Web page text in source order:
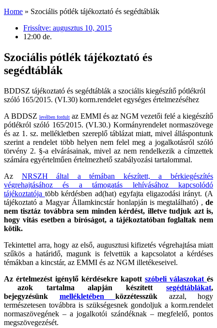
Home » Szociális pótlék tájékoztató és segédtáblák
Frissítve: augusztus 10, 2015
12:00 de.
Szociális pótlék tájékoztató és
segédtáblák
BDDSZ tájékoztató és segédtáblák a szociális kiegészítő pótlékról
szóló 165/2015. (VI.30) korm.rendelet egységes értelmezéséhez
A BDDSZ levélben fordult az EMMI és az NGM vezetői felé a kiegészítő
pótlékról szóló 165/2015. (VI.30.) Kormányrendelet normaszövege
és az 1. sz. mellékletben szereplő táblázat miatt, mivel álláspontunk
szerint a rendelet több helyen nem felel meg a jogalkotásról szóló
törvény 2. §-a elvárásainak, mivel az nem rendelkezik a címzettek
számára egyértelműen értelmezhető szabályozási tartalommal.
Az NRSZH által a témában készített, a bérkiegészítés
végrehajtásához és a támogatás lehívásához kapcsolódó
tájékoztatója több kérdésben ad(hat) egyfajta eligazodási irányt. (A
tájékoztató a Magyar Államkincstár honlapján is megtalálható) , de
nem tisztáz továbbra sem minden kérdést, illetve tudjuk azt is,
hogy vitás esetben a bíróságot, a tájékoztatóban foglaltak nem
kötik.
Tekintettel arra, hogy az első, augusztusi kifizetés végrehajtása miatt
szűkös a határidő, magunk is felvettük a kapcsolatot a kérdéses
témákban a kincstár, az EMMI és az NGM illetékeseivel.
Az értelmezést igénylő kérdésekre kapott szóbeli válaszokat és
azok tartalma alapján készített segédtáblákat,
bejegyzésünk mellékletében közzétesszük azzal, hogy
természetesen továbbra is szükségesnek gondoljuk a korm.rendelet
normaszövegének – a jogalkotói szándéknak – megfelelő, pontos
megszövegezését.